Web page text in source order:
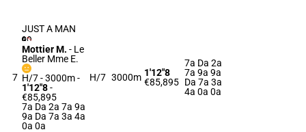
7
JUST A MAN
Mottier M. - Le
Beller Mme E.
H/7 - 3000m-
1'12"8-
€85,895
7a Da 2a 7a 9a
9a Da 7a 3a 4a
0a 0a
H/7 3000m 1'12"8
€85,895
7a Da 2a
7a 9a 9a
Da 7a 3a
4a 0a 0a